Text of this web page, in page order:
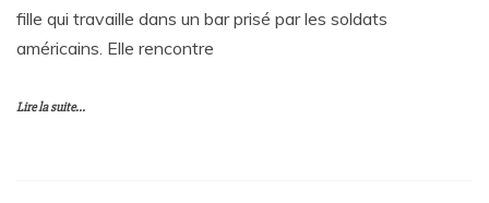
fille qui travaille dans un bar prisé par les soldats
américains. Elle rencontre
Lire la suite...